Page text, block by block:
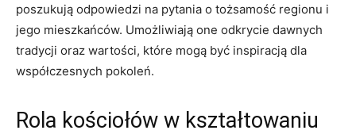
poszukują odpowiedzi na ‍pytania o ‌tożsamość regionu i
jego mieszkańców. Umożliwiają one odkrycie​ dawnych
‍tradycji oraz wartości, które mogą być inspiracją dla
współczesnych pokoleń.
Rola kościołów w kształtowaniu